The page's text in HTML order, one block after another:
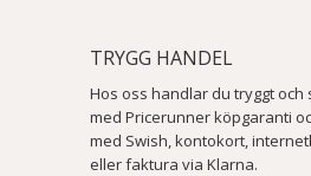
TRYGG HANDEL
Hos oss handlar du tryggt och
med Pricerunner köpgaranti
med Swish, kontokort,
eller faktura via Klarna.